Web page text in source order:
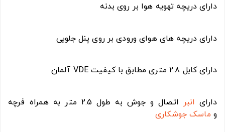
دارای دریچه تهویه هوا بر روی بدنه
دارای دریچه های هوای ورودی بر روی پنل جلویی
دارای کابل 2.8 متری مطابق با کیفیت VDE آلمان
دارای انبر
اتصال و جوش به طول 2.5 متر به همراه فرچه
و ماسک جوشکاری